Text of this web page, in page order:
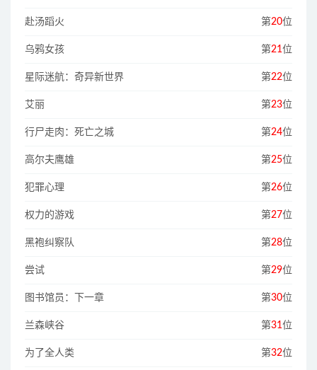
赴汤蹈火 第20位
乌鸦女孩 第21位
星际迷航：奇异新世界 第22位
艾丽 第23位
行尸走肉：死亡之城 第24位
高尔夫鹰雄 第25位
犯罪心理 第26位
权力的游戏 第27位
黑袍纠察队 第28位
尝试 第29位
图书馆员：下一章 第30位
兰森峡谷 第31位
为了全人类 第32位